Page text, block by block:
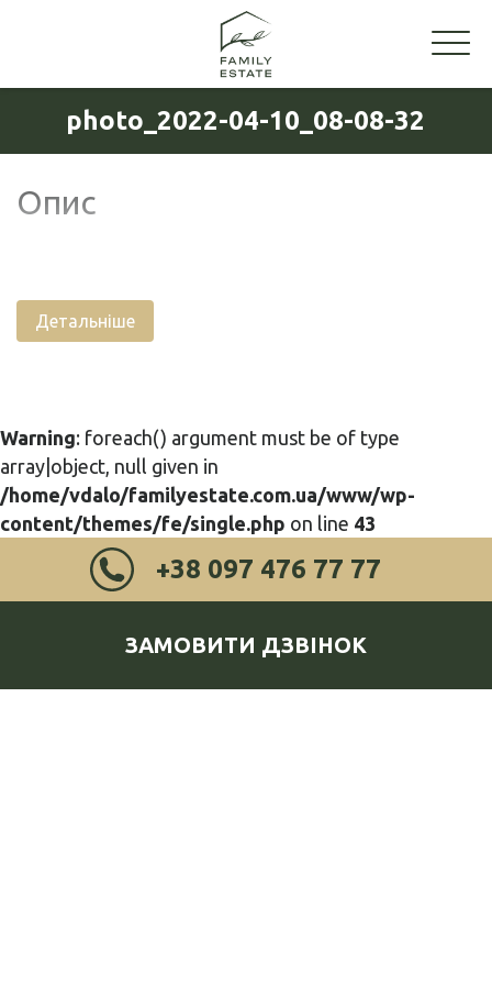
photo_2022-04-10_08-08-32
Опис
Детальніше
Warning: foreach() argument must be of type
array|object, null given in
/home/vdalo/familyestate.com.ua/www/wp-
content/themes/fe/single.php on line 43
+38 097 476 77 77
ЗАМОВИТИ ДЗВІНОК